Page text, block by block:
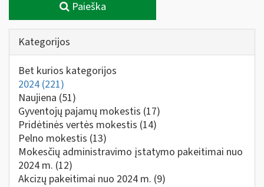
Paieška
Kategorijos
Bet kurios kategorijos
2024 (221)
Naujiena (51)
Gyventojų pajamų mokestis (17)
Pridėtinės vertės mokestis (14)
Pelno mokestis (13)
Mokesčių administravimo įstatymo pakeitimai nuo
2024 m. (12)
Akcizų pakeitimai nuo 2024 m. (9)